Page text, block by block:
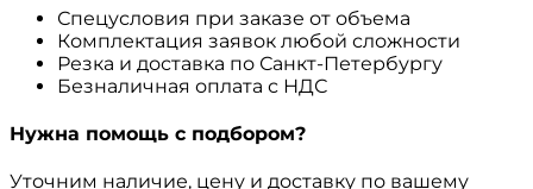
Спецусловия при заказе от объема
Комплектация заявок любой сложности
Резка и доставка по Санкт-Петербургу
Безналичная оплата с НДС
Нужна помощь с подбором?
Уточним наличие, цену и доставку по вашему